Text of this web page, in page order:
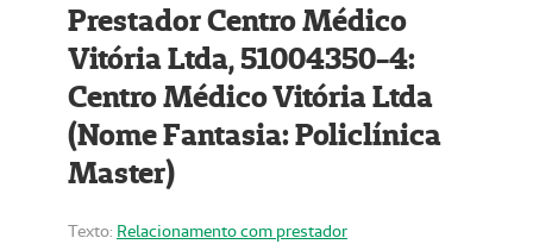
Prestador Centro Médico
Vitória Ltda, 51004350-4:
Centro Médico Vitória Ltda
(Nome Fantasia: Policlínica
Master)
Texto: Relacionamento com prestador